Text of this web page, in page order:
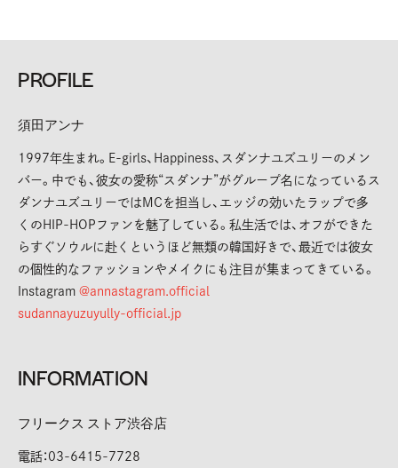
PROFILE
須田アンナ
1997年生まれ。E-girls、Happiness、スダンナユズユリーのメン
バー。中でも、彼女の愛称“スダンナ”がグループ名になっているス
ダンナユズユリーではMCを担当し、エッジの効いたラップで多
くのHIP-HOPファンを魅了している。私生活では、オフができた
らすぐソウルに赴くというほど無類の韓国好きで、最近では彼女
の個性的なファッションやメイクにも注目が集まってきている。
Instagram @annastagram.official
sudannayuzuyully-official.jp
INFORMATION
フリークス ストア渋谷店
電話：03-6415-7728